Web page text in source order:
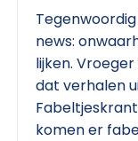
news:
lijken.
dat verhalen
komen er